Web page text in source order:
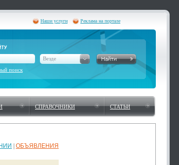
Наши услуги Реклама на портале
Везде
поиск
СПРАВОЧНИКИ СТАТЬИ
ОБЪЯВЛЕНИЯ